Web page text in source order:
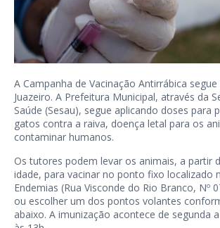
A Campanha de Vacinação Antirrábica
Juazeiro. A Prefeitura Municipal, através da
Saúde (Sesau), segue aplicando doses para
gatos contra a raiva, doença letal para os
contaminar humanos.
Os tutores podem levar os animais, a partir
idade, para vacinar no ponto fixo localizado
Endemias (Rua Visconde do Rio Branco, Nº
ou escolher um dos pontos volantes
abaixo. A imunização acontece de segunda